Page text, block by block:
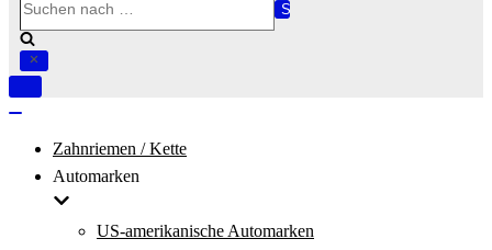
nach …
Navigation
Zahnriemen / Kette
Automarken
US-amerikanische Automarken